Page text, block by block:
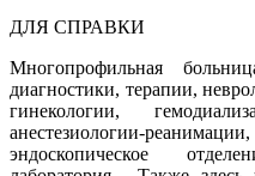
ДЛЯ СПРАВКИ
Многопрофильная
диагностики, терапии,
гинекологии,
анестезиологии-
эндоскопическое